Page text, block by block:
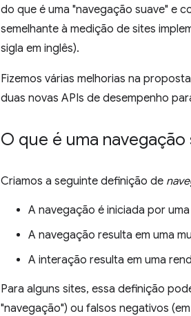
do que é uma "navegação suave" e
semelhante à medição de sites
sigla em inglês).
Fizemos várias melhorias na
duas novas APIs de desempenho
O que é uma navegação
Criamos a seguinte definição de
A navegação é iniciada por
A navegação resulta em uma
A interação resulta em uma
Para alguns sites, essa definição
"navegação") ou falsos negativos